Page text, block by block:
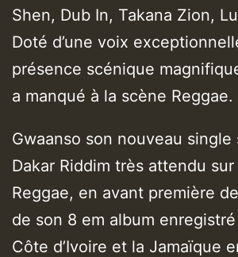
Shen, Dub In, Takana Zion,
Doté d’une voix
présence scénique
a manqué à la scène Reggae.
Gwaanso son nouveau single
Dakar Riddim très attendu
Reggae, en avant première
de son 8 em album
Côte d’Ivoire et la Jamaïque